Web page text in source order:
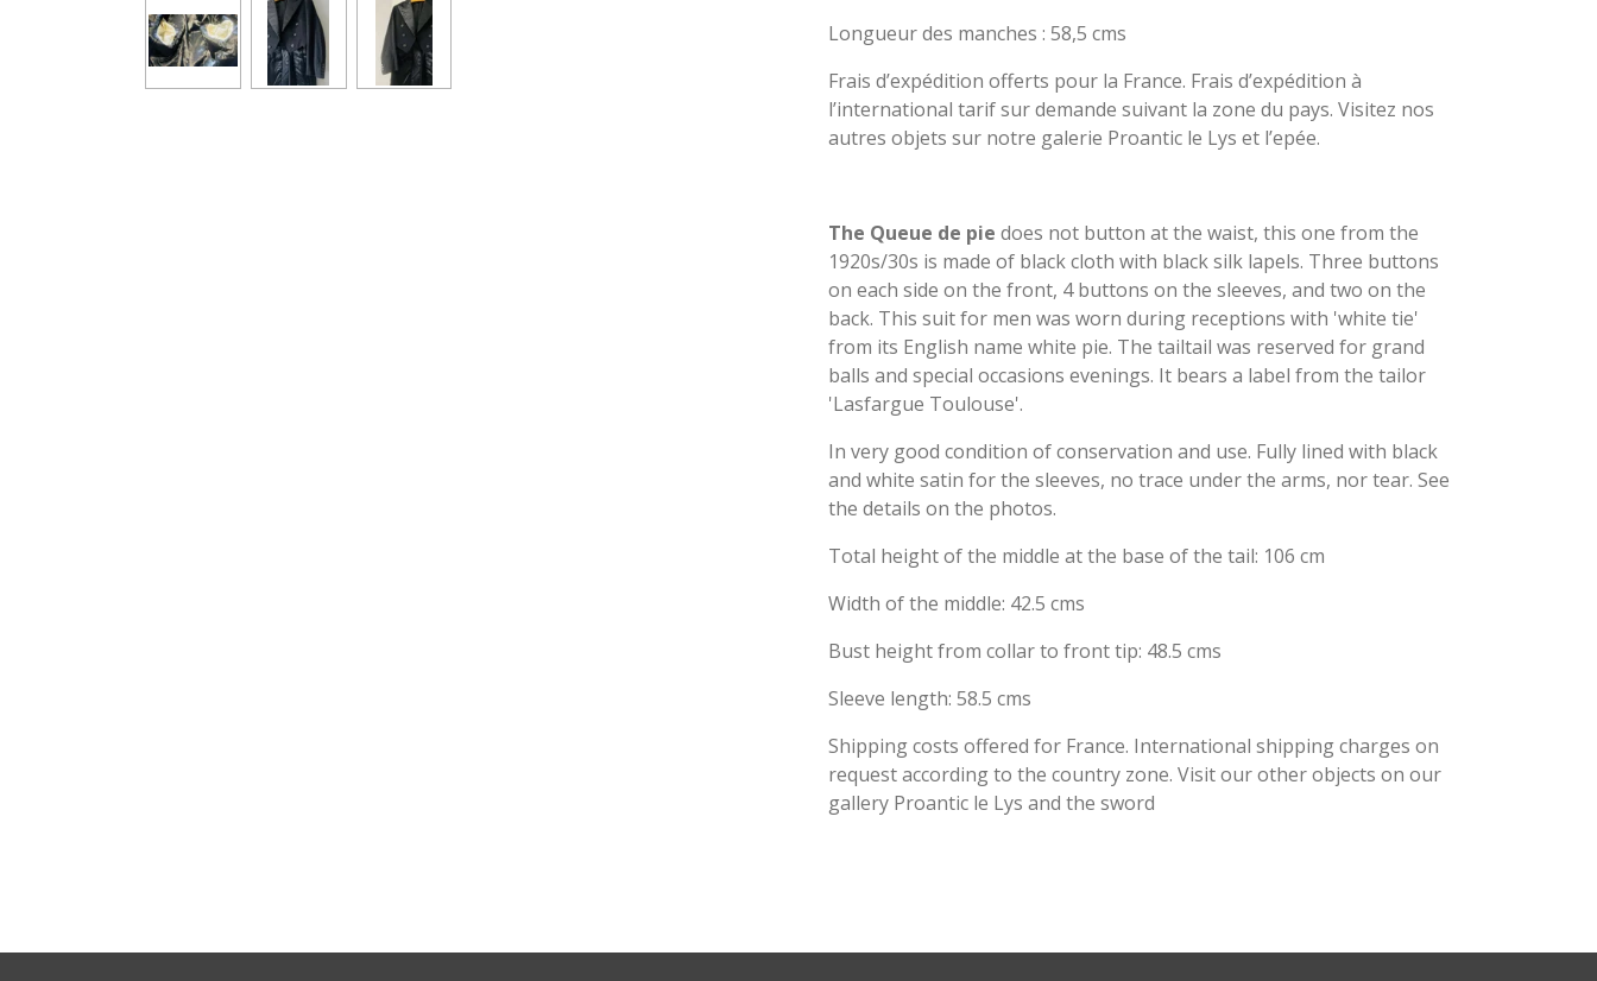
Longueur des manches : 58,5 cms
Frais d’expédition offerts pour la France. Frais d’expédition à
l’international tarif sur demande suivant la zone du pays. Visitez nos
autres objets sur notre galerie Proantic le Lys et l’epée.
The Queue de pie does not button at the waist, this one from the
1920s/30s is made of black cloth with black silk lapels. Three buttons
on each side on the front, 4 buttons on the sleeves, and two on the
back. This suit for men was worn during receptions with 'white tie'
from its English name white pie. The tailtail was reserved for grand
balls and special occasions evenings. It bears a label from the tailor
'Lasfargue Toulouse'.
In very good condition of conservation and use. Fully lined with black
and white satin for the sleeves, no trace under the arms, nor tear. See
the details on the photos.
Total height of the middle at the base of the tail: 106 cm
Width of the middle: 42.5 cms
Bust height from collar to front tip: 48.5 cms
Sleeve length: 58.5 cms
Shipping costs offered for France. International shipping charges on
request according to the country zone. Visit our other objects on our
gallery Proantic le Lys and the sword